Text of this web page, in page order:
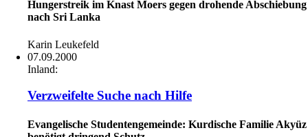
Hungerstreik im Knast Moers gegen drohende Abschiebung
nach Sri Lanka
Karin Leukefeld
07.09.2000
Inland:
Verzweifelte Suche nach Hilfe
Evangelische Studentengemeinde: Kurdische Familie Akyüz